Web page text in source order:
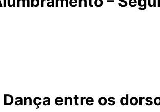
Dança entre os